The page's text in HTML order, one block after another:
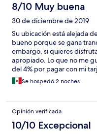
8/10 Muy buena
30 de diciembre de 2019
Su ubicación está alejada
bueno porque se gana
embargo, si quieres
apropiado. Lo que no me
del 4% por pagar con mi
descrito en las condiciones
Se hospedó 2 noches
Opinión verificada
10/10 Excepcional